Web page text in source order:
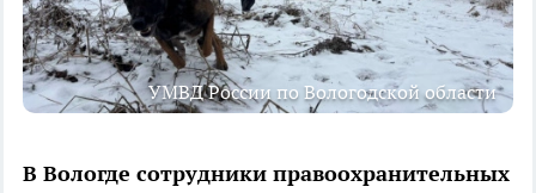
УМВД России по Вологодской области
В Вологде сотрудники правоохранительных